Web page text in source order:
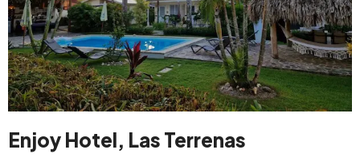
Enjoy Hotel, Las Terrenas